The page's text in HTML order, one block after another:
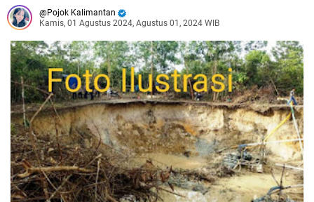
Pojok Kalimantan
Kamis, 01 Agustus 2024, Agustus 01, 2024 WIB